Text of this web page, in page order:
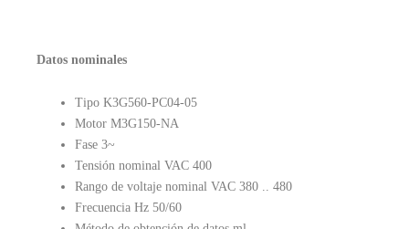
Datos nominales
Tipo K3G560-PC04-05
Motor M3G150-NA
Fase 3~
Tensión nominal VAC 400
Rango de voltaje nominal VAC 380 .. 480
Frecuencia Hz 50/60